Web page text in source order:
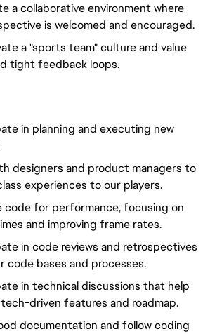
a collaborative environment where
is welcomed and encouraged.
a "sports team" culture and value
tight feedback loops.
in planning and executing new
designers and product managers to
experiences to our players.
code for performance, focusing on
and improving frame rates.
in code reviews and retrospectives
code bases and processes.
in technical discussions that help
driven features and roadmap.
documentation and follow coding